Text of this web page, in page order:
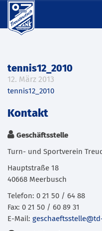
tennis12_2010
12. März 2013
tennis12_2010
Kontakt
Geschäftsstelle
Turn- und Sportverein
Hauptstraße 18
40668 Meerbusch
Telefon: 0 21 50 / 64 88
Fax: 0 21 50 / 60 89 31
E-Mail: